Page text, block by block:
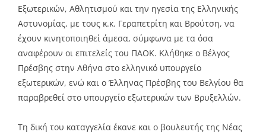
Εξωτερικών, Αθλητισμού και την ηγεσία της Ελληνικής
Αστυνομίας, με τους κ.κ. Γεραπετρίτη και Βρούτση, να
έχουν κινητοποιηθεί άμεσα, σύμφωνα με τα όσα
αναφέρουν οι επιτελείς του ΠΑΟΚ. Κλήθηκε ο Βέλγος
Πρέσβης στην Αθήνα στο ελληνικό υπουργείο
εξωτερικών, ενώ και ο Έλληνας Πρέσβης του Βελγίου θα
παραβρεθεί στο υπουργείο εξωτερικών των Βρυξελλών.
Τη δική του καταγγελία έκανε και ο βουλευτής της Νέας